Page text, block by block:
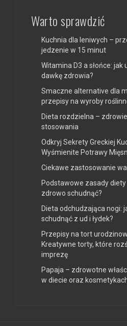
Warto sprawdzić
Kuchnia dla leniwych –
jedzenie w 15 minut
Witamina D3 a słońce:
dawkę zdrowia?
Smaczne alternative dla
przepisy na wyroby
Dieta rozdzielna –
stosowania
Odkryj Sekrety Greckiej
Wyśmienite Potrawy
Ciekawe zastosowanie
Podstawowe zasady
zdrowo schudnąć?
Dieta odchudzająca nogi:
schudnąć z ud i łydek?
Przepisy na tort
Kreatywne torty, które
imprezę
Papaja – zdrowotne
w diecie oraz